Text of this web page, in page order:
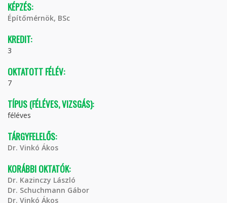
KÉPZÉS:
Építőmérnök, BSc
KREDIT:
3
OKTATOTT FÉLÉV:
7
TÍPUS (FÉLÉVES, VIZSGÁS):
féléves
TÁRGYFELELŐS:
Dr. Vinkó Ákos
KORÁBBI OKTATÓK:
Dr. Kazinczy László
Dr. Schuchmann Gábor
Dr. Vinkó Ákos